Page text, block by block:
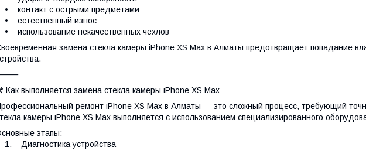
• контакт с острыми предметами
• естественный износ
• использование некачественных чехлов
замена стекла камеры iPhone XS Max в Алматы предотвращает попадание
Как выполняется замена стекла камеры iPhone XS Max
ремонт iPhone XS Max в Алматы — это сложный процесс, требующий
камеры iPhone XS Max выполняется с использованием специализированного
этапы:
1. Диагностика устройства